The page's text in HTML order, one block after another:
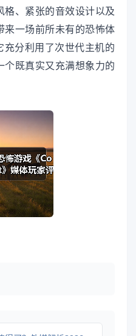
、紧张的音效设计以及
来一场前所未有的恐怖体
分利用了次世代主机的
个既真实又充满想象力的